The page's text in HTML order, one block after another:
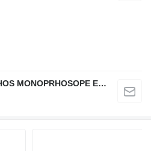
KALLERHGES ALEXANDRHOS MONOPRHOSOPE EPE